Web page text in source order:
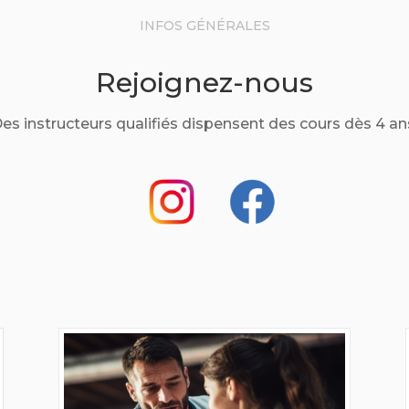
INFOS GÉNÉRALES
Rejoignez-nous
instructeurs qualifiés dispensent des cours dès 4